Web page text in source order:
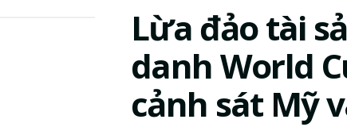
Lừa đảo tài
danh World
cảnh sát Mỹ